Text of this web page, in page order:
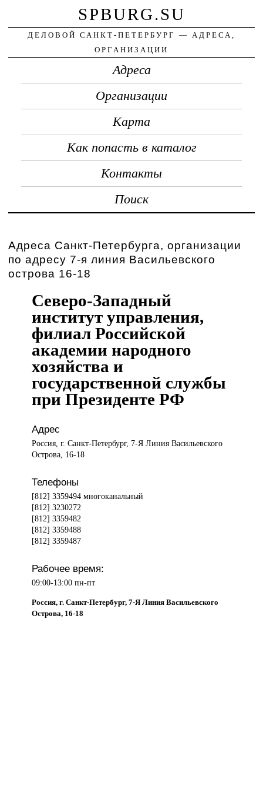
SPBURG.SU
ДЕЛОВОЙ САНКТ-ПЕТЕРБУРГ — АДРЕСА,
ОРГАНИЗАЦИИ
Адреса
Организации
Карта
Как попасть в каталог
Контакты
Поиск
Адреса Санкт-Петербурга, организации
по адресу 7-я линия Васильевского
острова 16-18
Северо-Западный
институт управления,
филиал Российской
академии народного
хозяйства и
государственной службы
при Президенте РФ
Адрес
Россия, г. Санкт-Петербург, 7-Я Линия Васильевского
Острова, 16-18
Телефоны
[812] 3359494 многоканальный
[812] 3230272
[812] 3359482
[812] 3359488
[812] 3359487
Рабочее время:
09:00-13:00 пн-пт
Россия, г. Санкт-Петербург, 7-Я Линия Васильевского
Острова, 16-18